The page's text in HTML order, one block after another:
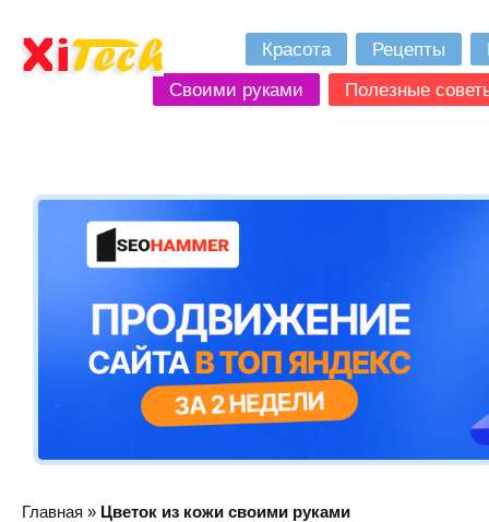
Красота Рецепты
Своими руками
Полезные
Главная » Цветок из кожи своими руками